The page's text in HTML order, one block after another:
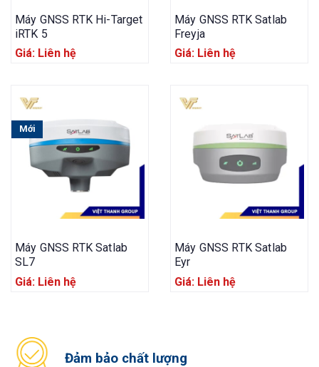
Máy GNSS RTK Hi-Target
iRTK 5
Giá: Liên hệ
Máy GNSS RTK Satlab
Freyja
Giá: Liên hệ
Mới
Máy GNSS RTK Satlab
SL7
Giá: Liên hệ
Máy GNSS RTK Satlab
Eyr
Giá: Liên hệ
Đảm bảo chất lượng